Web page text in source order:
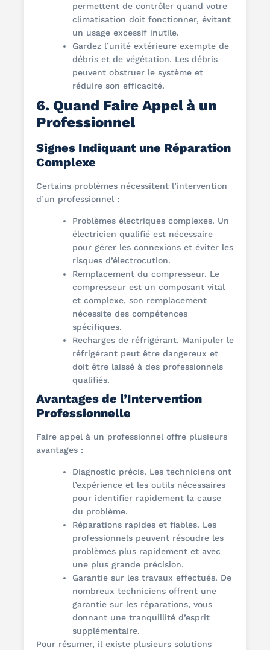
permettent de contrôler quand votre
climatisation doit fonctionner, évitant
un usage excessif inutile.
Gardez l’unité extérieure exempte de
débris et de végétation. Les débris
peuvent obstruer le système et
réduire son efficacité.
6. Quand Faire Appel à un
Professionnel
Signes Indiquant une Réparation
Complexe
Certains problèmes nécessitent l’intervention
d’un professionnel :
Problèmes électriques complexes. Un
électricien qualifié est nécessaire
pour gérer les connexions et éviter les
risques d’électrocution.
Remplacement du compresseur. Le
compresseur est un composant vital
et complexe, son remplacement
nécessite des compétences
spécifiques.
Recharges de réfrigérant. Manipuler le
réfrigérant peut être dangereux et
doit être laissé à des professionnels
qualifiés.
Avantages de l’Intervention
Professionnelle
Faire appel à un professionnel offre plusieurs
avantages :
Diagnostic précis. Les techniciens ont
l’expérience et les outils nécessaires
pour identifier rapidement la cause
du problème.
Réparations rapides et fiables. Les
professionnels peuvent résoudre les
problèmes plus rapidement et avec
une plus grande précision.
Garantie sur les travaux effectués. De
nombreux techniciens offrent une
garantie sur les réparations, vous
donnant une tranquillité d’esprit
supplémentaire.
Pour résumer, il existe plusieurs solutions